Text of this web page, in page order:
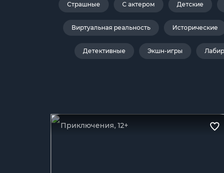
Страшные С актером Детские
Виртуальная реальность Исторические
Детективные Экшн-игры
Приключения, 12+